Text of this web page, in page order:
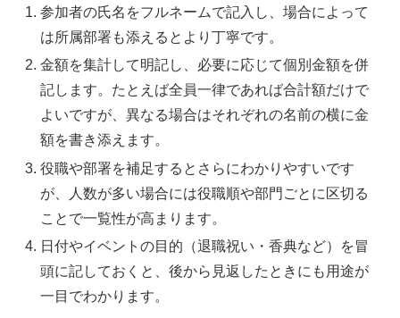
参加者の氏名をフルネームで記入し、場合によって
は所属部署も添えるとより丁寧です。
金額を集計して明記し、必要に応じて個別金額を併
記します。たとえば全員一律であれば合計額だけで
よいですが、異なる場合はそれぞれの名前の横に金
額を書き添えます。
役職や部署を補足するとさらにわかりやすいです
が、人数が多い場合には役職順や部門ごとに区切る
ことで一覧性が高まります。
日付やイベントの目的（退職祝い・香典など）を冒
頭に記しておくと、後から見返したときにも用途が
一目でわかります。